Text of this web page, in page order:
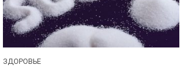
ЗДОРОВЬЕ